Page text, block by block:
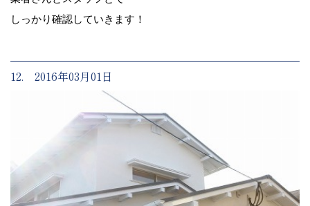
しっかり確認していきます！
12. 2016年03月01日